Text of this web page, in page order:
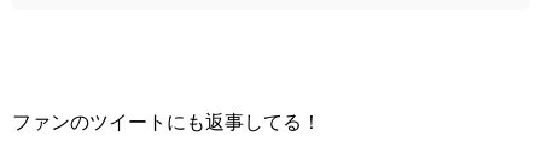
ファンのツイートにも返事してる！